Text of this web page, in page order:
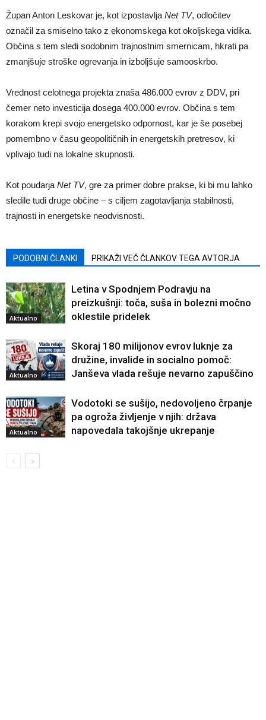
Župan Anton Leskovar je, kot izpostavlja Net TV, odločitev
označil za smiselno tako z ekonomskega kot okoljskega vidika.
Občina s tem sledi sodobnim trajnostnim smernicam, hkrati pa
zmanjšuje stroške ogrevanja in izboljšuje samooskrbo.
Vrednost celotnega projekta znaša 486.000 evrov z DDV, pri
čemer neto investicija dosega 400.000 evrov. Občina s tem
korakom krepi svojo energetsko odpornost, kar je še posebej
pomembno v času geopolitičnih in energetskih pretresov, ki
vplivajo tudi na lokalne skupnosti.
Kot poudarja Net TV, gre za primer dobre prakse, ki bi mu lahko
sledile tudi druge občine – s ciljem zagotavljanja stabilnosti,
trajnosti in energetske neodvisnosti.
PODOBNI ČLANKI PRIKAŽI VEČ ČLANKOV TEGA AVTORJA
Aktualno
Letina v Spodnjem Podravju na
preizkušnji: toča, suša in bolezni močno
oklestile pridelek
Aktualno
Skoraj 180 milijonov evrov luknje za
družine, invalide in socialno pomoč:
Janševa vlada rešuje nevarno zapuščino
Aktualno
Vodotoki se sušijo, nedovoljeno črpanje
pa ogroža življenje v njih: država
napovedala takojšnje ukrepanje